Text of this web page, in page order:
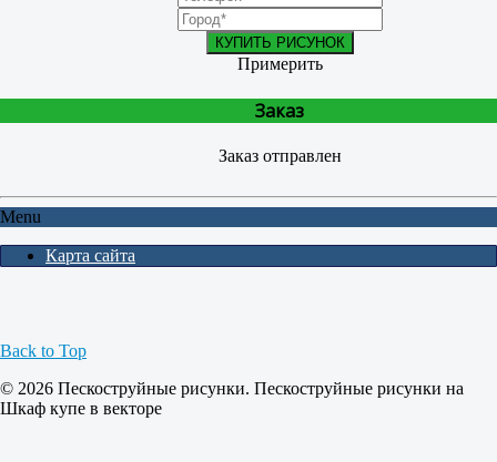
КУПИТЬ РИСУНОК
Примерить
Заказ
Заказ отправлен
Menu
Карта сайта
Back to Top
© 2026 Пескоструйные рисунки. Пескоструйные рисунки на
Шкаф купе в векторе